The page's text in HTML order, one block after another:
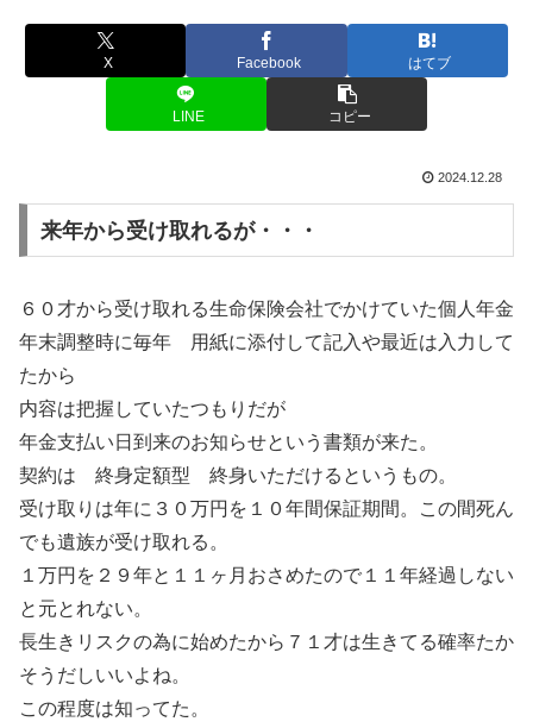
X Facebook はてブ
LINE コピー
2024.12.28
来年から受け取れるが・・・
６０才から受け取れる生命保険会社でかけていた個人年金
年末調整時に毎年 用紙に添付して記入や最近は入力して
たから
内容は把握していたつもりだが
年金支払い日到来のお知らせという書類が来た。
契約は 終身定額型 終身いただけるというもの。
受け取りは年に３０万円を１０年間保証期間。この間死ん
でも遺族が受け取れる。
１万円を２９年と１１ヶ月おさめたので１１年経過しない
と元とれない。
長生きリスクの為に始めたから７１才は生きてる確率たか
そうだしいいよね。
この程度は知ってた。